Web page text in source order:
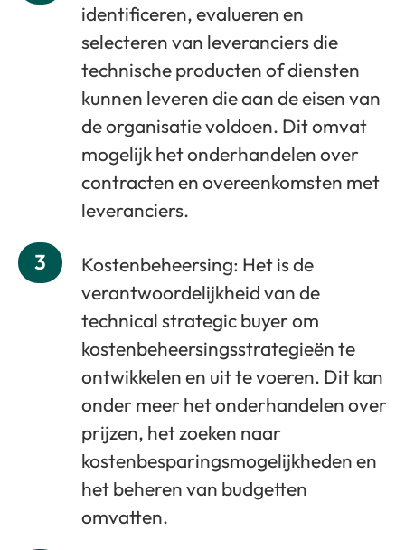
identificeren, evalueren en
selecteren van leveranciers die
technische producten of diensten
kunnen leveren die aan de eisen van
de organisatie voldoen. Dit omvat
mogelijk het onderhandelen over
contracten en overeenkomsten met
leveranciers.
3
Kostenbeheersing: Het is de
verantwoordelijkheid van de
technical strategic buyer om
kostenbeheersingsstrategieën te
ontwikkelen en uit te voeren. Dit kan
onder meer het onderhandelen over
prijzen, het zoeken naar
kostenbesparingsmogelijkheden en
het beheren van budgetten
omvatten.